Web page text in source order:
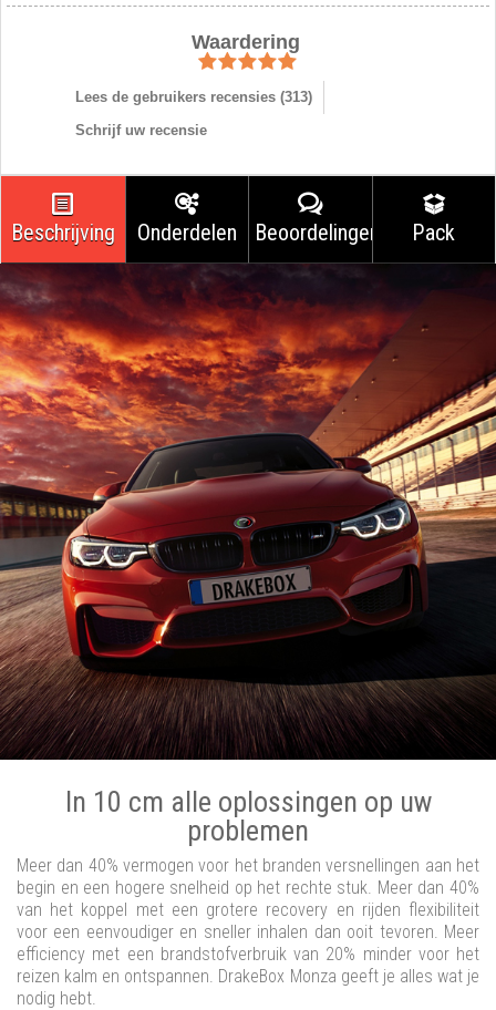
Waardering
Lees de gebruikers recensies (313)
Schrijf uw recensie
Beschrijving Onderdelen Beoordelingen Pack
In 10 cm alle oplossingen op uw
problemen
Meer dan 40% vermogen voor het branden versnellingen aan het
begin en een hogere snelheid op het rechte stuk. Meer dan 40%
van het koppel met een grotere recovery en rijden flexibiliteit
voor een eenvoudiger en sneller inhalen dan ooit tevoren. Meer
efficiency met een brandstofverbruik van 20% minder voor het
reizen kalm en ontspannen. DrakeBox Monza geeft je alles wat je
nodig hebt.